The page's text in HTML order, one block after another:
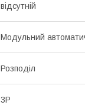
відсутній
Модульний
Розподіл
3P